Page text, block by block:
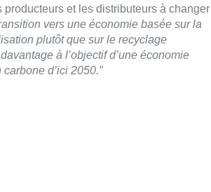
producteurs et les distributeurs à changer
vers une économie basée sur la
plutôt que sur le recyclage
à l’objectif d’une économie
d’ici 2050.”